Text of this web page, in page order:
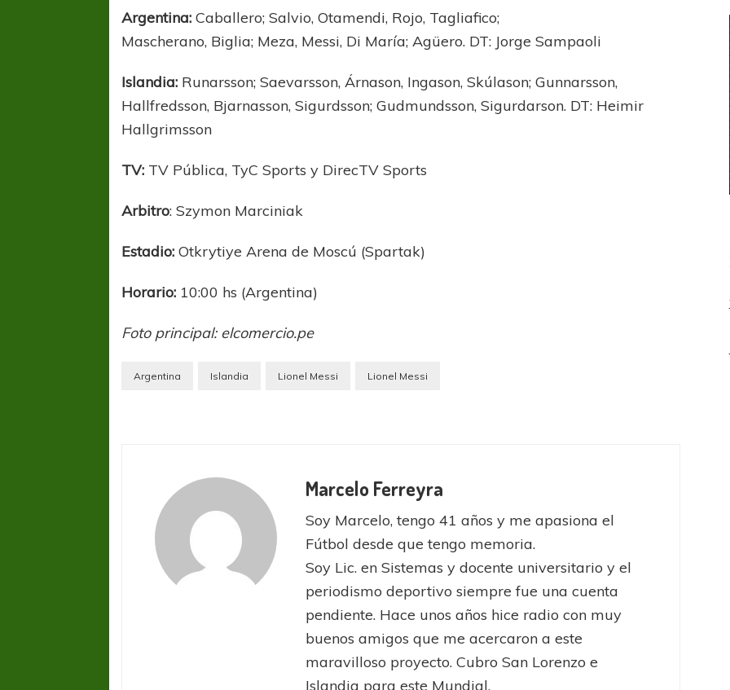
Argentina: Caballero; Salvio, Otamendi, Rojo, Tagliafico;
Mascherano, Biglia; Meza, Messi, Di María; Agüero. DT: Jorge Sampaoli
Islandia: Runarsson; Saevarsson, Árnason, Ingason, Skúlason; Gunnarsson,
Hallfredsson, Bjarnasson, Sigurdsson; Gudmundsson, Sigurdarson. DT: Heimir
Hallgrimsson
TV: TV Pública, TyC Sports y DirecTV Sports
Arbitro: Szymon Marciniak
Estadio: Otkrytiye Arena de Moscú (Spartak)
Horario: 10:00 hs (Argentina)
Foto principal: elcomercio.pe
Argentina Islandia Lionel Messi Lionel Messi
Marcelo Ferreyra
Soy Marcelo, tengo 41 años y me apasiona el
Fútbol desde que tengo memoria.
Soy Lic. en Sistemas y docente universitario y el
periodismo deportivo siempre fue una cuenta
pendiente. Hace unos años hice radio con muy
buenos amigos que me acercaron a este
maravilloso proyecto. Cubro San Lorenzo e
Islandia para este Mundial.